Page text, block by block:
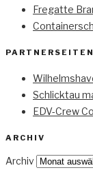
Fregatte
PARTNERSEITEN
Schlicktau
EDV-Crew
ARCHIV
Archiv